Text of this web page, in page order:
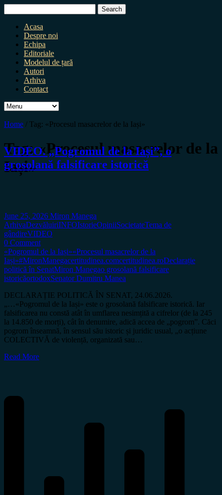
for:
Acasa
Despre noi
Echipa
Editoriale
Modelul de țară
Autori
Arhiva
Contact
Home / Tag: «Procesul masacrelor de la Iași»
Tag:«Procesul masacrelor de la
Iași»
VIDEO. „Pogromul de la Iași”, o
grosolană falsificare istorică
June 25, 2026 Miron Manega
ArhivaDezvăluiriINFOIstorieOpiniiSocietateTema de
gândireVIDEO
0 Comment
«Pogromul de la Iași»«Procesul masacrelor de la
Iași»#MironManegacertitudinea.comcertitudinea.roDeclarație
politică în SenatMiron Manegao grosolană falsificare
istoricăortodoxSenator Dumitru Manea
DECLARAȚIE POLITICĂ ÎN SENAT, 24.06.2026.
„…«Pogromul de la Iași» este o grosolană falsificare istorică. Iar
falsificarea nu constă atât în umflarea nesimțită a cifrelor (de la 245
la 14.850 de morți), cât în denumire, adică accea de „pogrom”. Căci
pogrom înseamnă, în sensul său istoric și juridic usual, „o acțiune
COLECTIVĂ de violență, organizată sau…
Read More